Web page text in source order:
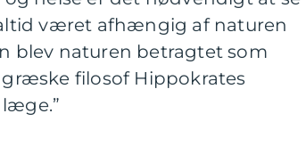
været afhængig af naturen
blev naturen betragtet som
filosof Hippokrates